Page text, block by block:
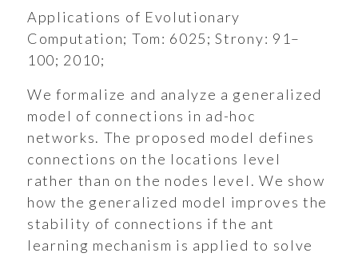
Applications of Evolutionary
Computation; Tom: 6025; Strony: 91–
100; 2010;
We formalize and analyze a generalized
model of connections in ad-hoc
networks. The proposed model defines
connections on the locations level
rather than on the nodes level. We show
how the generalized model improves the
stability of connections if the ant
learning mechanism is applied to solve